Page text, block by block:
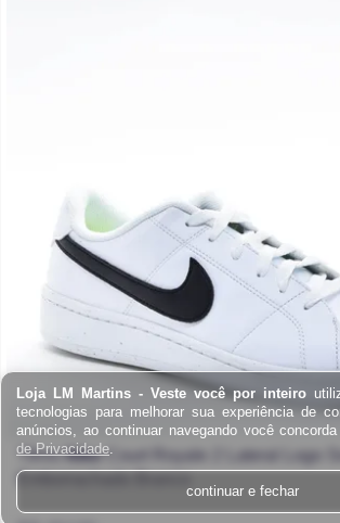
Loja LM Martins - Veste você por inteiro
tecnologias para melhorar sua experiência de
anúncios, ao continuar navegando você
de Privacidade.
continuar e fechar
TênisNikeCourt Royale 2 Lateral Logo
Emborrachado Branco